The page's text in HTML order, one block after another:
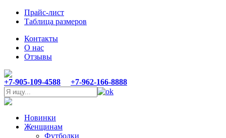
Прайс-лист
Таблица размеров
Контакты
О нас
Отзывы
+7-905-109-4588 +7-962-166-8888
Новинки
Женщинам
Футболки